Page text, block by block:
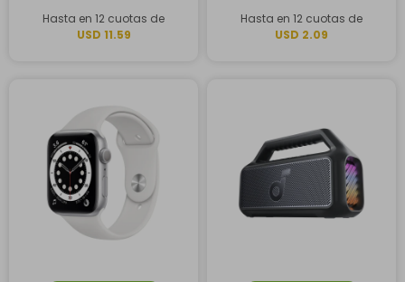
Hasta en 12 cuotas de
USD 11.59
Hasta en 12 cuotas de
USD 2.09